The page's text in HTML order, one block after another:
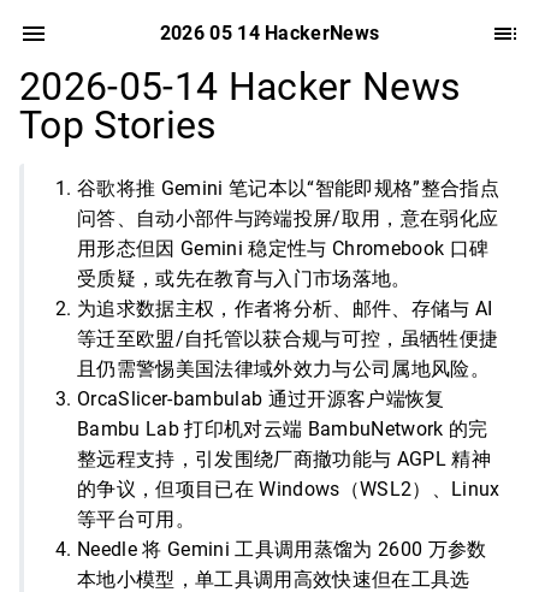
2026 05 14 HackerNews
2026-05-14 Hacker News
Top Stories
谷歌将推 Gemini 笔记本以“智能即规格”整合指点
问答、自动小部件与跨端投屏/取用，意在弱化应
用形态但因 Gemini 稳定性与 Chromebook 口碑
受质疑，或先在教育与入门市场落地。
为追求数据主权，作者将分析、邮件、存储与 AI
等迁至欧盟/自托管以获合规与可控，虽牺牲便捷
且仍需警惕美国法律域外效力与公司属地风险。
OrcaSlicer-bambulab 通过开源客户端恢复
Bambu Lab 打印机对云端 BambuNetwork 的完
整远程支持，引发围绕厂商撤功能与 AGPL 精神
的争议，但项目已在 Windows（WSL2）、Linux
等平台可用。
Needle 将 Gemini 工具调用蒸馏为 2600 万参数
本地小模型，单工具调用高效快速但在工具选